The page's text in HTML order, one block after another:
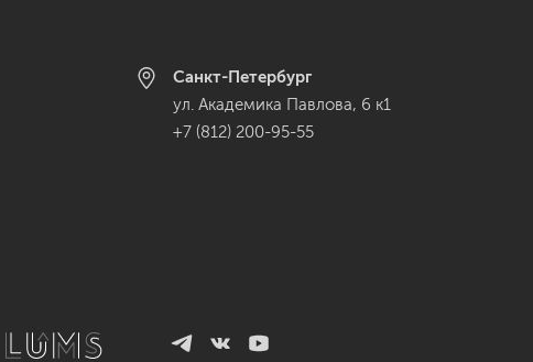
Санкт-Петербург
ул. Академика Павлова, 6 к1
+7 (812) 200-95-55